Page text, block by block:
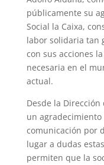
públicamente su
Social la Caixa,
labor solidaria tan
con sus acciones
necesaria en el
actual.
Desde la
un agradecimiento
comunicación por
lugar a dudas
permiten que la